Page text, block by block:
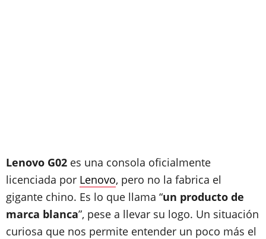
Lenovo G02 es una consola oficialmente
licenciada por Lenovo, pero no la fabrica el
gigante chino. Es lo que llama “un producto de
marca blanca”, pese a llevar su logo. Un situación
curiosa que nos permite entender un poco más el